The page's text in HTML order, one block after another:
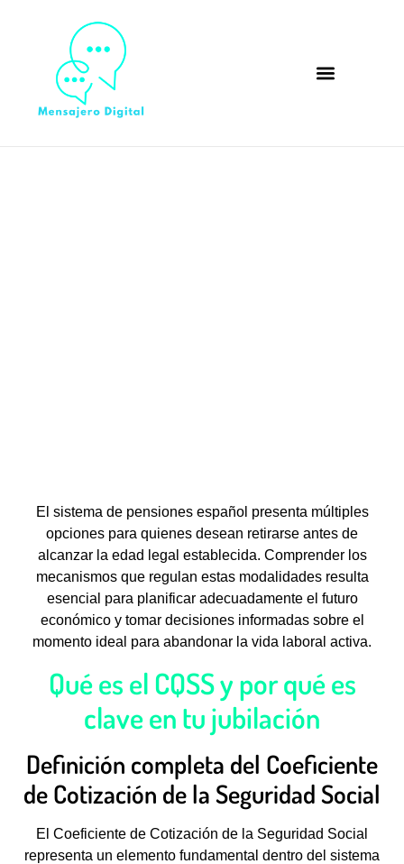
El sistema de pensiones español presenta múltiples
opciones para quienes desean retirarse antes de
alcanzar la edad legal establecida. Comprender los
mecanismos que regulan estas modalidades resulta
esencial para planificar adecuadamente el futuro
económico y tomar decisiones informadas sobre el
momento ideal para abandonar la vida laboral activa.
Qué es el CQSS y por qué es
clave en tu jubilación
Definición completa del Coeficiente
de Cotización de la Seguridad Social
El Coeficiente de Cotización de la Seguridad Social
representa un elemento fundamental dentro del sistema